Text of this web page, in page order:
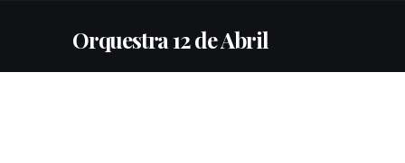
Orquestra 12 de Abril